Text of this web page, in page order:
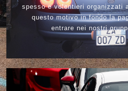
spesso e volentieri organizzati
questo motivo in fondo la
entrare nei nostri